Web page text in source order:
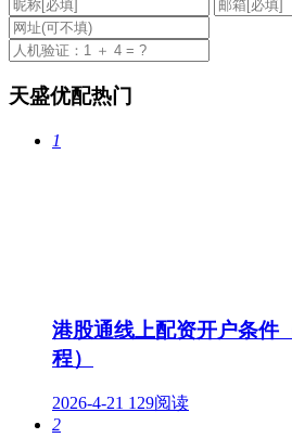
天盛优配热门
1
港股通线上配资开户条件
程）
2026-4-21 129阅读
2